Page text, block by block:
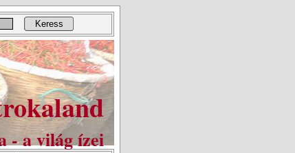
Keress
- a világ ízei